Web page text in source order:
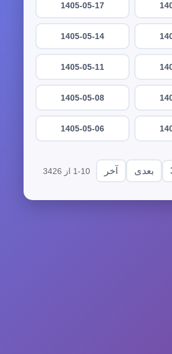
1405-05-17
1405-05-14
1405-05-11
1405-05-08
1405-05-06
بعدی آخر 1-10 از 3426